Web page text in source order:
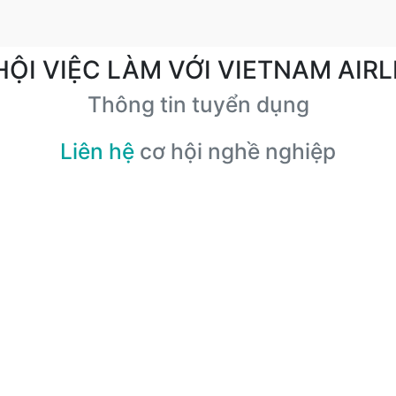
VIỆC LÀM VỚI VIETNAM
Thông tin tuyển dụng
Liên hệ cơ hội nghề nghiệp